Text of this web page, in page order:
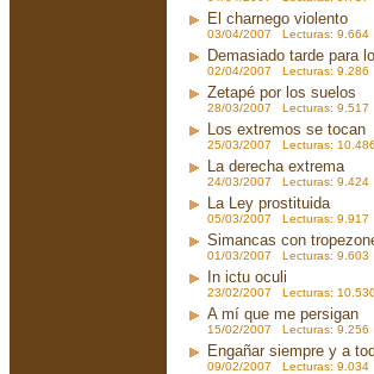
El charnego violento
03/04/2007 Lecturas: 9.664
Demasiado tarde para
02/04/2007 Lecturas: 9.286
Zetapé por los suelos
28/03/2007 Lecturas: 9.517
Los extremos se tocan
25/03/2007 Lecturas: 10.486
La derecha extrema
24/03/2007 Lecturas: 9.424
La Ley prostituida
05/03/2007 Lecturas: 9.917
Simancas con
01/03/2007 Lecturas: 9.603
In ictu oculi
23/02/2007 Lecturas:
A mí que me persigan
15/02/2007 Lecturas: 9.256
Engañar siempre y a
09/02/2007 Lecturas: 9.034